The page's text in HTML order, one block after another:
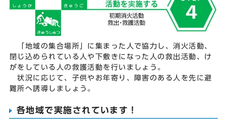
「地域の集合場所」に集まった人で協力し、消火活動、
閉じ込められている人や下敷きになった人の救出活動、け
がをしている人の救護活動を行いましょう。
状況に応じて、子供やお年寄り、障害のある人を先に避
難所へ誘導しましょう。
各地域で実施されています！